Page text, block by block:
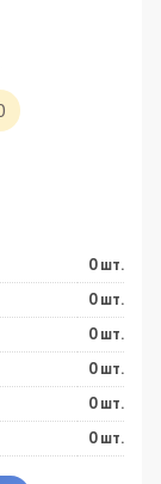
0шт.
0шт.
0шт.
0шт.
0шт.
0шт.